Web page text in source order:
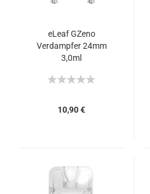
eLeaf GZeno
Verdampfer 24mm
3,0ml
10,90 €